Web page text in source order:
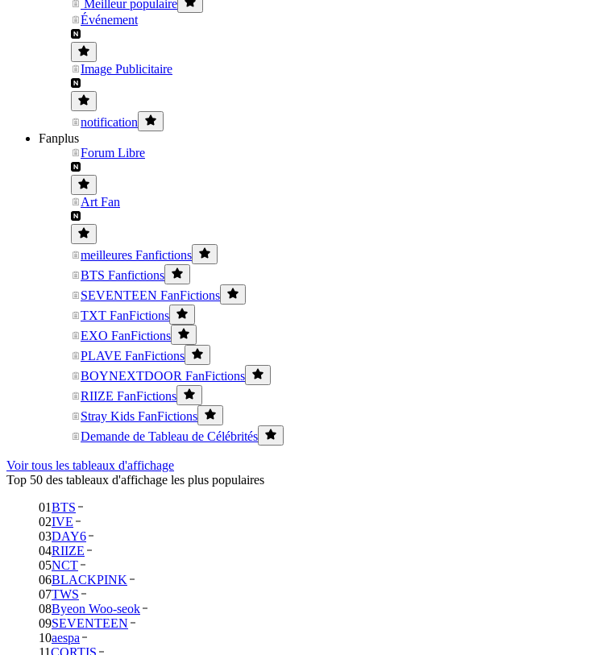
Meilleur populaire
Événement
Image Publicitaire
notification
Fanplus
Forum Libre
Art Fan
meilleures Fanfictions
BTS Fanfictions
SEVENTEEN FanFictions
TXT FanFictions
EXO FanFictions
PLAVE FanFictions
BOYNEXTDOOR FanFictions
RIIZE FanFictions
Stray Kids FanFictions
Demande de Tableau de Célébrités
Voir tous les tableaux d'affichage
Top 50 des tableaux d'affichage les plus populaires
01BTS
02IVE
03DAY6
04RIIZE
05NCT
06BLACKPINK
07TWS
08Byeon Woo-seok
09SEVENTEEN
10aespa
11CORTIS